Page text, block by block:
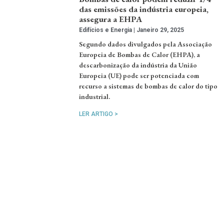
das emissões da indústria europeia,
assegura a EHPA
Edifícios e Energia Janeiro 29, 2025
Segundo dados divulgados pela Associação
Europeia de Bombas de Calor (EHPA), a
descarbonização da indústria da União
Europeia (UE) pode ser potenciada com
recurso a sistemas de bombas de calor do tipo
industrial.
LER ARTIGO >